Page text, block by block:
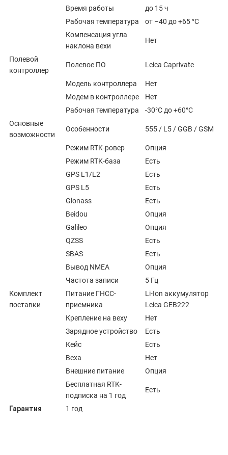
Время работы
до 15 ч
Рабочая температура
от –40 до +65 °C
Компенсация угла
наклона вехи
Нет
Полевой
контроллер
Полевое ПО Leica Caprivate
Модель контроллера
Нет
Модем в контроллере
Нет
Рабочая температура
-30°С до +60°С
Основные
возможности
Особенности 555 / L5 / GGB / GSM
Режим RTK-ровер
Опция
Режим RTK-база
Есть
GPS L1/L2
Есть
GPS L5
Есть
Glonass
Есть
Beidou
Опция
Galileo
Опция
QZSS
Есть
SBAS
Есть
Вывод NMEA
Опция
Частота записи
5 Гц
Комплект
поставки
Питание ГНСС-
приемника
Li-Ion аккумулятор
Leica GEB222
Крепление на веху
Нет
Зарядное устройство
Есть
Кейс
Есть
Веха
Нет
Внешние питание
Опция
Бесплатная RTK-
подписка на 1 год
Есть
Гарантия 1 год